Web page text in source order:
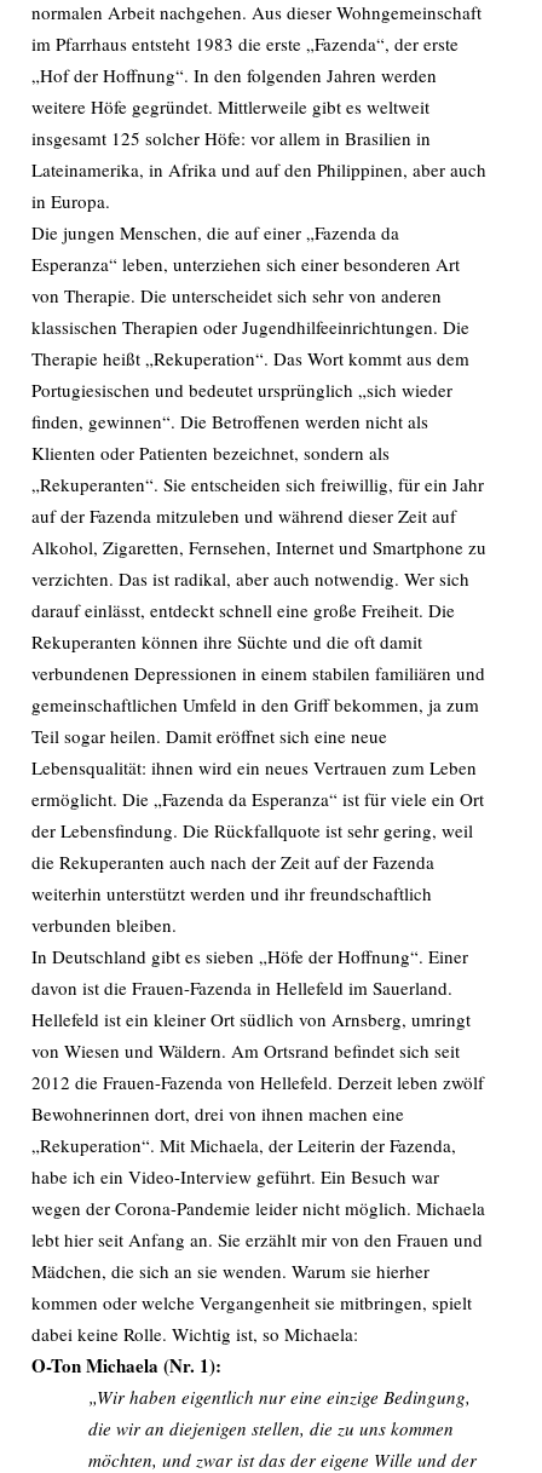
normalen Arbeit nachgehen. Aus dieser Wohngemeinschaft
im Pfarrhaus entsteht 1983 die erste „Fazenda“, der erste
„Hof der Hoffnung“. In den folgenden Jahren werden
weitere Höfe gegründet. Mittlerweile gibt es weltweit
insgesamt 125 solcher Höfe: vor allem in Brasilien in
Lateinamerika, in Afrika und auf den Philippinen, aber auch
in Europa.
Die jungen Menschen, die auf einer „Fazenda da
Esperanza“ leben, unterziehen sich einer besonderen Art
von Therapie. Die unterscheidet sich sehr von anderen
klassischen Therapien oder Jugendhilfeeinrichtungen. Die
Therapie heißt „Rekuperation“. Das Wort kommt aus dem
Portugiesischen und bedeutet ursprünglich „sich wieder
finden, gewinnen“. Die Betroffenen werden nicht als
Klienten oder Patienten bezeichnet, sondern als
„Rekuperanten“. Sie entscheiden sich freiwillig, für ein Jahr
auf der Fazenda mitzuleben und während dieser Zeit auf
Alkohol, Zigaretten, Fernsehen, Internet und Smartphone zu
verzichten. Das ist radikal, aber auch notwendig. Wer sich
darauf einlässt, entdeckt schnell eine große Freiheit. Die
Rekuperanten können ihre Süchte und die oft damit
verbundenen Depressionen in einem stabilen familiären und
gemeinschaftlichen Umfeld in den Griff bekommen, ja zum
Teil sogar heilen. Damit eröffnet sich eine neue
Lebensqualität: ihnen wird ein neues Vertrauen zum Leben
ermöglicht. Die „Fazenda da Esperanza“ ist für viele ein Ort
der Lebensfindung. Die Rückfallquote ist sehr gering, weil
die Rekuperanten auch nach der Zeit auf der Fazenda
weiterhin unterstützt werden und ihr freundschaftlich
verbunden bleiben.
In Deutschland gibt es sieben „Höfe der Hoffnung“. Einer
davon ist die Frauen-Fazenda in Hellefeld im Sauerland.
Hellefeld ist ein kleiner Ort südlich von Arnsberg, umringt
von Wiesen und Wäldern. Am Ortsrand befindet sich seit
2012 die Frauen-Fazenda von Hellefeld. Derzeit leben zwölf
Bewohnerinnen dort, drei von ihnen machen eine
„Rekuperation“. Mit Michaela, der Leiterin der Fazenda,
habe ich ein Video-Interview geführt. Ein Besuch war
wegen der Corona-Pandemie leider nicht möglich. Michaela
lebt hier seit Anfang an. Sie erzählt mir von den Frauen und
Mädchen, die sich an sie wenden. Warum sie hierher
kommen oder welche Vergangenheit sie mitbringen, spielt
dabei keine Rolle. Wichtig ist, so Michaela:
O-Ton Michaela (Nr. 1):
„Wir haben eigentlich nur eine einzige Bedingung,
die wir an diejenigen stellen, die zu uns kommen
möchten, und zwar ist das der eigene Wille und der